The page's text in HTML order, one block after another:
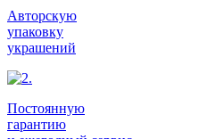
Авторскую
упаковку
украшений
Постоянную
гарантию